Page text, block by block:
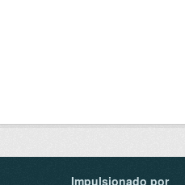
Impulsionado por